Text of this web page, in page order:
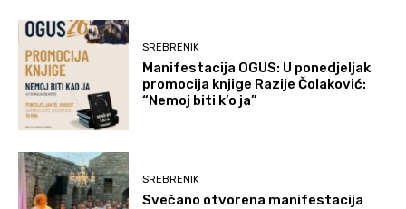
SREBRENIK
Manifestacija OGUS: U ponedjeljak
promocija knjige Razije Čolaković:
“Nemoj biti k’o ja”
SREBRENIK
Svečano otvorena manifestacija